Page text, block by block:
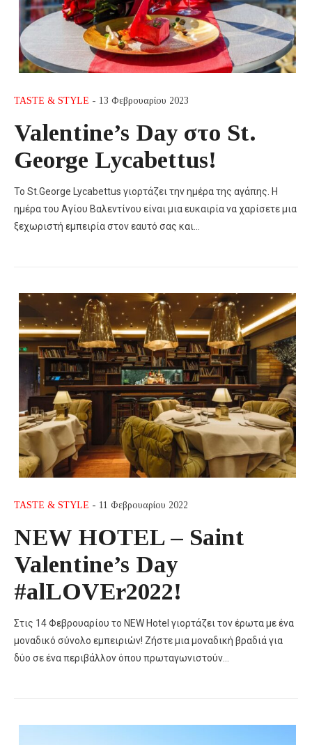
TASTE & STYLE - 13 Φεβρουαρίου 2023
Valentine’s Day στο St.
George Lycabettus!
Το St.George Lycabettus γιορτάζει την ημέρα της αγάπης. Η
ημέρα του Αγίου Βαλεντίνου είναι μια ευκαιρία να χαρίσετε μια
ξεχωριστή εμπειρία στον εαυτό σας και…
TASTE & STYLE - 11 Φεβρουαρίου 2022
NEW HOTEL – Saint
Valentine’s Day
#alLOVEr2022!
Στις 14 Φεβρουαρίου το NEW Hotel γιορτάζει τον έρωτα με ένα
μοναδικό σύνολο εμπειριών! Ζήστε μια μοναδική βραδιά για
δύο σε ένα περιβάλλον όπου πρωταγωνιστούν…